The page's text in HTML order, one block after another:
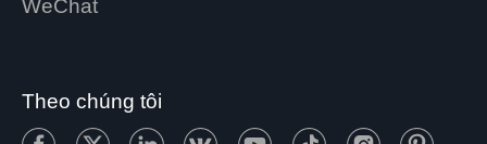
WeChat
Theo chúng tôi